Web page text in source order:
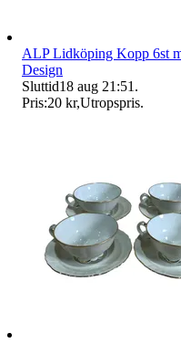
ALP Lidköping Kopp 6st
Design
Sluttid18 aug 21:51 .
Pris:20 kr,Utropspris.